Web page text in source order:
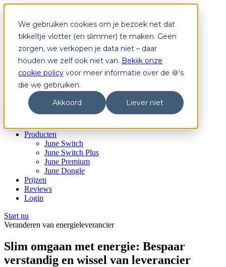
We gebruiken cookies om je bezoek net dat
tikkeltje vlotter (en slimmer) te maken. Geen
zorgen, we verkopen je data niet – daar
houden we zelf ook niet van. Bekijk onze
cookie policy voor meer informatie over de 🍪's
die we gebruiken.
Akkoord
Liever niet
Producten
June Switch
June Switch Plus
June Premium
June Dongle
Prijzen
Login
Start nu
Producten
June Switch
June Switch Plus
June Premium
June Dongle
Prijzen
Reviews
Login
Start nu
Veranderen van energieleverancier
Slim omgaan met energie: Bespaar
verstandig en wissel van leverancier